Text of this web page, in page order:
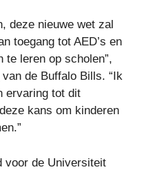
deze nieuwe wet zal
toegang tot AED’s en
te leren op scholen”,
de Buffalo Bills. “Ik
ervaring tot dit
kans om kinderen
voor de Universiteit